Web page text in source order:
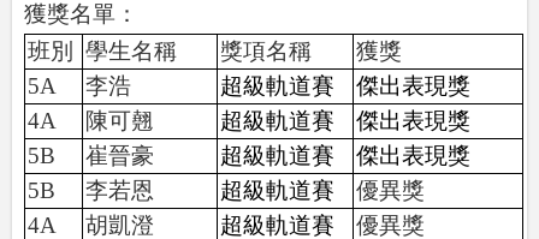
獲獎名單：
班別
學生名稱 獎項名稱
獲獎
5A
李浩 超級軌道賽
傑出表現獎
4A
陳可翹 超級軌道賽
傑出表現獎
5B
崔晉豪 超級軌道賽
傑出表現獎
5B
李若恩 超級軌道賽
優異獎
4A
胡凱澄 超級軌道賽
優異獎